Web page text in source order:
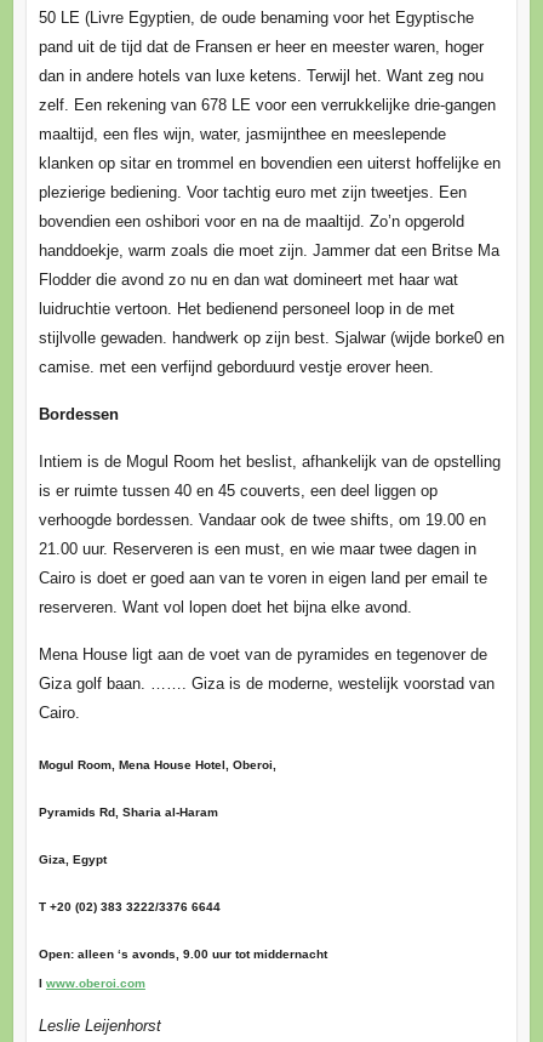
50 LE (Livre Egyptien, de oude benaming voor het Egyptische
pand uit de tijd dat de Fransen er heer en meester waren, hoger
dan in andere hotels van luxe ketens. Terwijl het. Want zeg nou
zelf. Een rekening van 678 LE voor een verrukkelijke drie-gangen
maaltijd, een fles wijn, water, jasmijnthee en meeslepende
klanken op sitar en trommel en bovendien een uiterst hoffelijke en
plezierige bediening. Voor tachtig euro met zijn tweetjes. Een
bovendien een oshibori voor en na de maaltijd. Zo’n opgerold
handdoekje, warm zoals die moet zijn. Jammer dat een Britse Ma
Flodder die avond zo nu en dan wat domineert met haar wat
luidruchtie vertoon. Het bedienend personeel loop in de met
stijlvolle gewaden. handwerk op zijn best. Sjalwar (wijde borke0 en
camise. met een verfijnd geborduurd vestje erover heen.
Bordessen
Intiem is de Mogul Room het beslist, afhankelijk van de opstelling
is er ruimte tussen 40 en 45 couverts, een deel liggen op
verhoogde bordessen. Vandaar ook de twee shifts, om 19.00 en
21.00 uur. Reserveren is een must, en wie maar twee dagen in
Cairo is doet er goed aan van te voren in eigen land per email te
reserveren. Want vol lopen doet het bijna elke avond.
Mena House ligt aan de voet van de pyramides en tegenover de
Giza golf baan. ……. Giza is de moderne, westelijk voorstad van
Cairo.
Mogul Room, Mena House Hotel, Oberoi,
Pyramids Rd, Sharia al-Haram
Giza, Egypt
T +20 (02) 383 3222/3376 6644
Open: alleen ‘s avonds, 9.00 uur tot middernacht
I www.oberoi.com
Leslie Leijenhorst